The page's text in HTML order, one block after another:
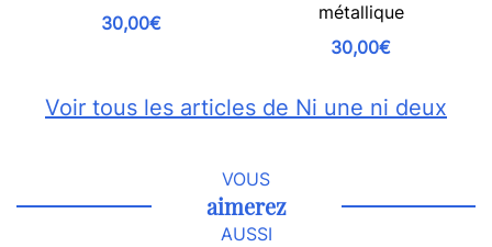
30,00€
métallique
30,00€
Voir tous les articles de Ni une ni deux
VOUS
aimerez
AUSSI